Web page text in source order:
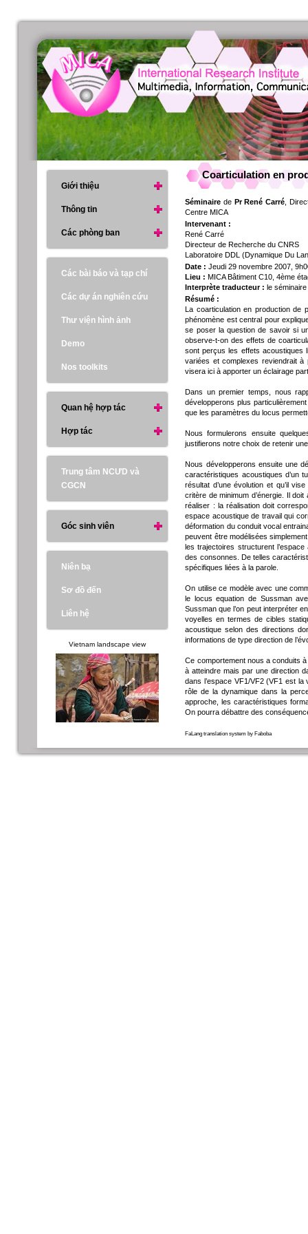
Coarticulation en
Séminaire de Pr René Carré ,
Centre MICA
Intervenant :
René Carré
Directeur de Recherche du CNRS
Laboratoire DDL (Dynamique Du
Date : Jeudi 29 novembre 2007,
Lieu : MICA Bâtiment C10, 4ème
Interprète traducteur : le
Résumé :
La coarticulation en production de
phénomène est central pour
se poser la question de savoir si
observe-t-on des effets de
sont perçus les effets acoustiques
variées et complexes reviendrait à
visera ici à apporter un éclairage
Dans un premier temps, nous
développerons plus
que les paramètres du locus
Nous formulerons ensuite
justifierons notre choix de retenir
Nous développerons ensuite une
caractéristiques acoustiques d’un
résultat d’une évolution et qu’il
critère de minimum d’énergie. Il
réaliser : la réalisation doit
espace acoustique de travail qui
déformation du conduit vocal
peuvent être modélisées
les trajectoires structurent
des consonnes. De telles
spécifiques liées à la parole.
On utilise ce modèle avec une
le locus equation de Sussman
Sussman que l’on peut interpréter
voyelles en termes de cibles
acoustique selon des directions
informations de type direction de
Ce comportement nous a conduits
à atteindre mais par une direction
dans l’espace VF1/VF2 (VF1 est
rôle de la dynamique dans la
approche, les caractéristiques
On pourra débattre des
FaLang translation system by Faboba
Giới thiệu
Thông tin
Các phòng ban
Các bài báo và tạp chí
Các dự án nghiên cứu
Thư viện hình ảnh
Demo
Nos toolkits
Quan hệ hợp tác
Hợp tác
Trung tâm NCƯD và
CGCN
Góc sinh viên
Niên bạ
Sơ đồ đến
Liên hệ
Vietnam landscape view